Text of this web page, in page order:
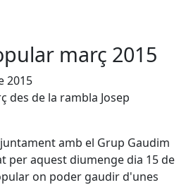
març 2015
2015
des de la rambla Josep
amb el Grup Gaudim
per aquest diumenge dia 15 de
on poder gaudir d'unes